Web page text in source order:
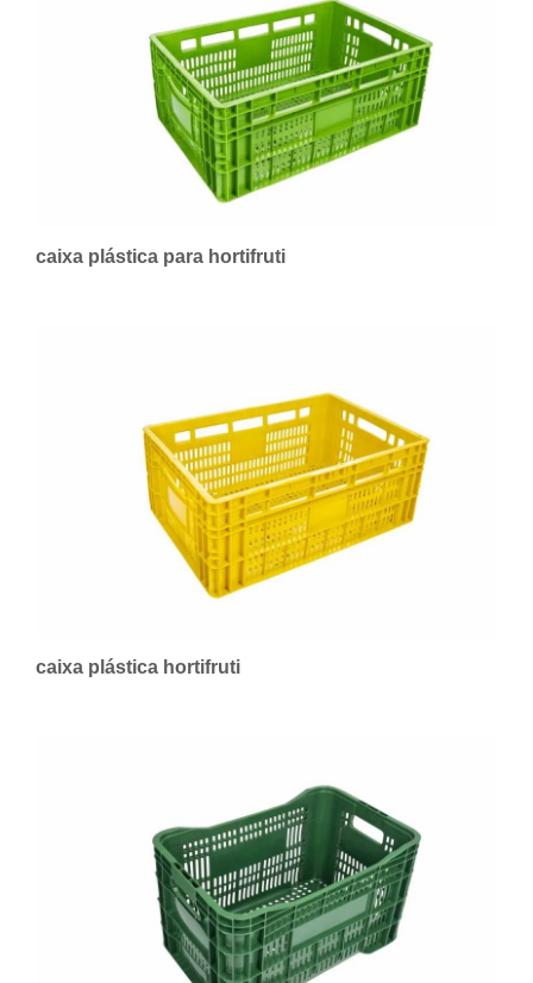
caixa plástica para hortifruti
caixa plástica hortifruti